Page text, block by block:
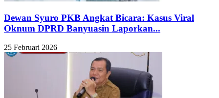
Dewan Syuro PKB Angkat Bicara: Kasus Viral
Oknum DPRD Banyuasin Laporkan...
25 Februari 2026